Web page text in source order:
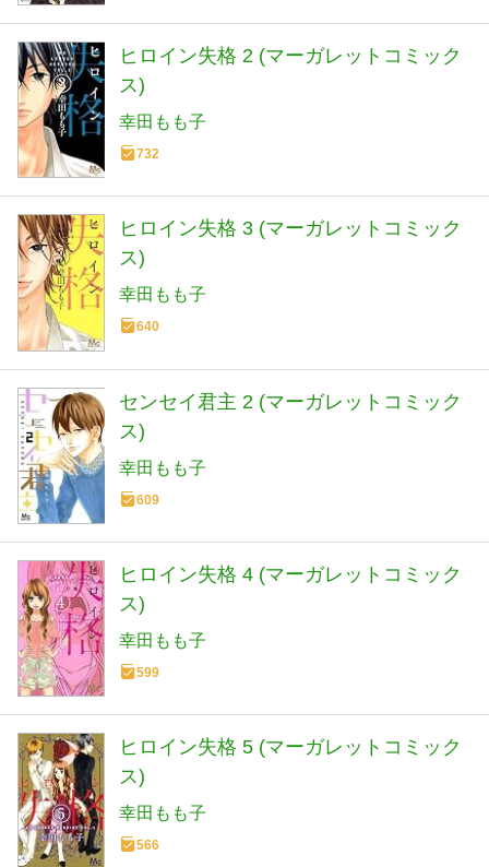
ヒロイン失格 2 (マーガレットコミック
ス)
幸田もも子
732
ヒロイン失格 3 (マーガレットコミック
ス)
幸田もも子
640
センセイ君主 2 (マーガレットコミック
ス)
幸田もも子
609
ヒロイン失格 4 (マーガレットコミック
ス)
幸田もも子
599
ヒロイン失格 5 (マーガレットコミック
ス)
幸田もも子
566